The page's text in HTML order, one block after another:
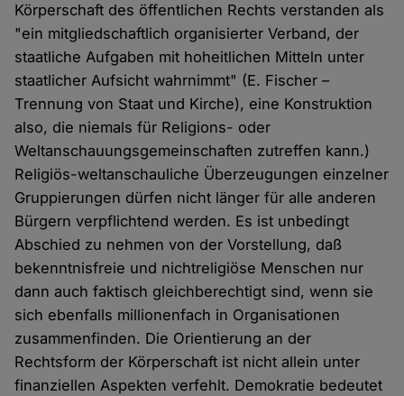
Körperschaft des öffentlichen Rechts verstanden als
"ein mitgliedschaftlich organisierter Verband, der
staatliche Aufgaben mit hoheitlichen Mitteln unter
staatlicher Aufsicht wahrnimmt" (E. Fischer –
Trennung von Staat und Kirche), eine Konstruktion
also, die niemals für Religions- oder
Weltanschauungsgemeinschaften zutreffen kann.)
Religiös-weltanschauliche Überzeugungen einzelner
Gruppierungen dürfen nicht länger für alle anderen
Bürgern verpflichtend werden. Es ist unbedingt
Abschied zu nehmen von der Vorstellung, daß
bekenntnisfreie und nichtreligiöse Menschen nur
dann auch faktisch gleichberechtigt sind, wenn sie
sich ebenfalls millionenfach in Organisationen
zusammenfinden. Die Orientierung an der
Rechtsform der Körperschaft ist nicht allein unter
finanziellen Aspekten verfehlt. Demokratie bedeutet